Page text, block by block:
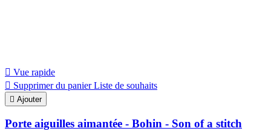
 Vue rapide
 Supprimer du panier Liste de souhaits
 Ajouter
Porte aiguilles aimantée - Bohin - Son of a stitch